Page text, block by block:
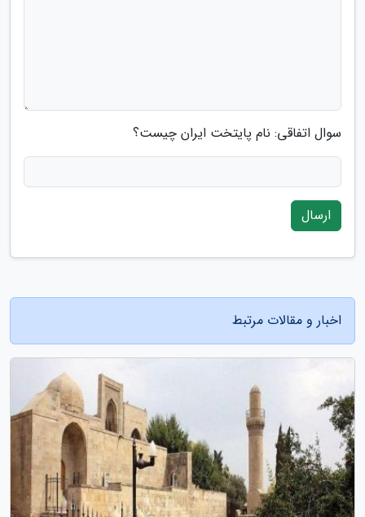
سوال اتفاقی: نام پایتخت ایران چیست؟
ارسال
اخبار و مقالات مرتبط